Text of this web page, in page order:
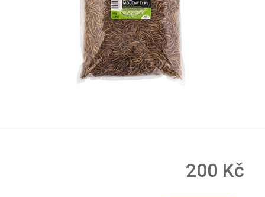
200 Kč